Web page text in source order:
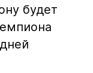
будет